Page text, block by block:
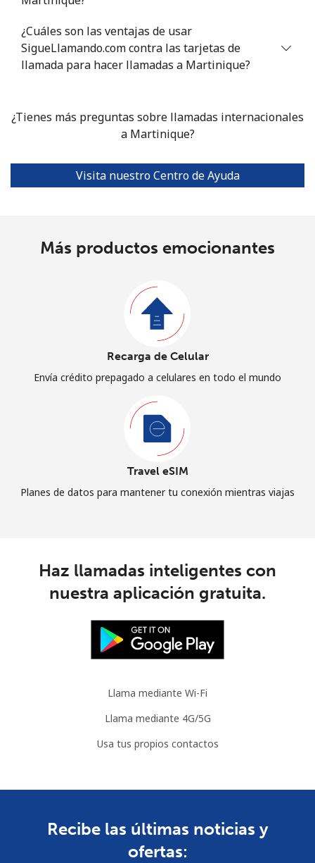
¿Cuáles son las ventajas de usar
SigueLlamando.com contra las tarjetas de
llamada para hacer llamadas a Martinique?
¿Tienes más preguntas sobre llamadas internacionales
a Martinique?
Visita nuestro Centro de Ayuda
Más productos emocionantes
Recarga de Celular
Envía crédito prepagado a celulares en todo el mundo
Travel eSIM
Planes de datos para mantener tu conexión mientras viajas
Haz llamadas inteligentes con
nuestra aplicación gratuita.
Llama mediante Wi-Fi
Llama mediante 4G/5G
Usa tus propios contactos
Recibe las últimas noticias y
ofertas: